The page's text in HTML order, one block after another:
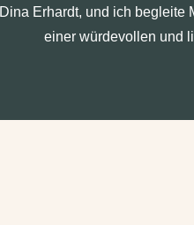
Erhardt, und ich begleite
einer würdevollen und